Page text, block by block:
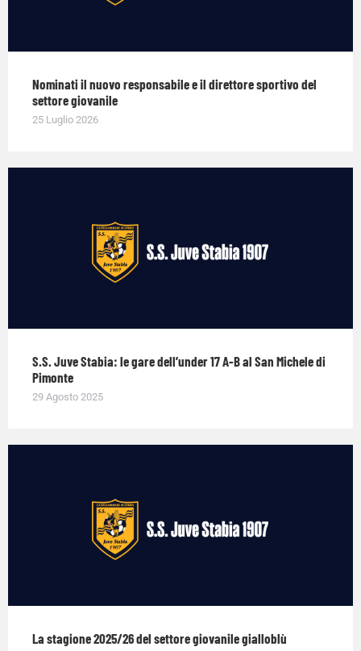
Nominati il nuovo responsabile e il direttore sportivo del
settore giovanile
25 Luglio 2026
S.S. Juve Stabia: le gare dell’under 17 A-B al San Michele di
Pimonte
29 Agosto 2025
La stagione 2025/26 del settore giovanile gialloblù